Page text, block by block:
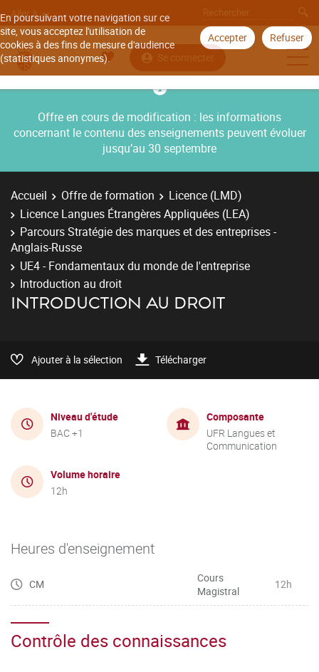
En poursuivant votre navigation sur ce
site, vous acceptez l'utilisation de
cookies à des fins de mesure d'audience
(statistiques anonymes).
Accepter Refuser
Aller à
Se connecter
Offre en cours de modification : les informations
concernant le contenu des enseignements peuvent évoluer
jusqu’au 30 septembre
Accueil Offre de formation
Licence (LMD)
Licence Langues Étrangères Appliquées (LEA)
Parcours Stratégie des marques et des entreprises -
Anglais-Russe
UE4 - Fondamentaux du monde de l'entreprise
Introduction au droit
INTRODUCTION AU DROIT
Ajouter à la sélection Télécharger
Niveau d'étude
BAC +1
Composante
UFR Langues et
Communication
Volume horaire
12h
Heures d'enseignement
CM
Cours
Magistral
12h
Contrôle des connaissances